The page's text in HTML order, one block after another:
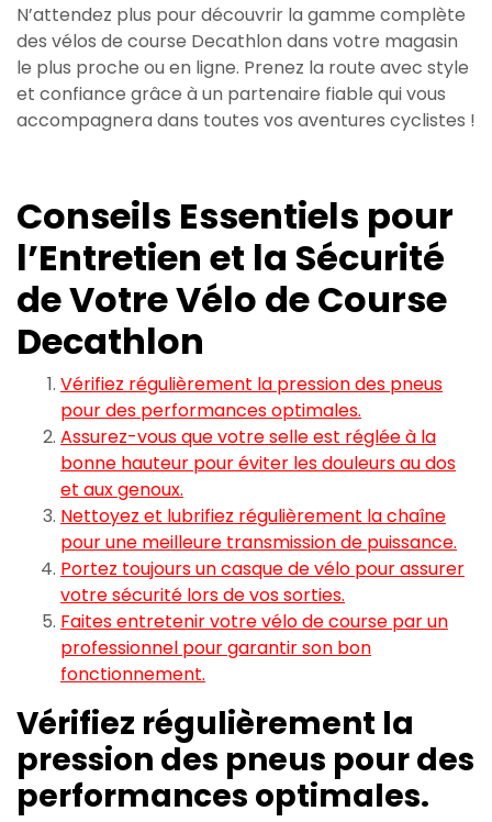
N’attendez plus pour découvrir la gamme complète
des vélos de course Decathlon dans votre magasin
le plus proche ou en ligne. Prenez la route avec style
et confiance grâce à un partenaire fiable qui vous
accompagnera dans toutes vos aventures cyclistes !
Conseils Essentiels pour
l’Entretien et la Sécurité
de Votre Vélo de Course
Decathlon
Vérifiez régulièrement la pression des pneus
pour des performances optimales.
Assurez-vous que votre selle est réglée à la
bonne hauteur pour éviter les douleurs au dos
et aux genoux.
Nettoyez et lubrifiez régulièrement la chaîne
pour une meilleure transmission de puissance.
Portez toujours un casque de vélo pour assurer
votre sécurité lors de vos sorties.
Faites entretenir votre vélo de course par un
professionnel pour garantir son bon
fonctionnement.
Vérifiez régulièrement la
pression des pneus pour des
performances optimales.